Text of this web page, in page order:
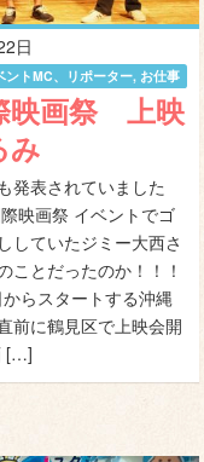
日
ントMC、リポーター, お仕事
映画祭 上映
み
発表されていました
映画祭 イベントでゴ
していたジミー大西さ
ことだったのか！！！
らスタートする沖縄
前に鶴見区で上映会開
[…]